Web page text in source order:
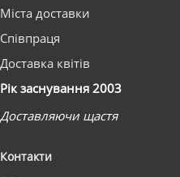
Міста доставки
Співпраця
Доставка квітів
Рік заснування 2003
Доставляючи щастя
Контакти